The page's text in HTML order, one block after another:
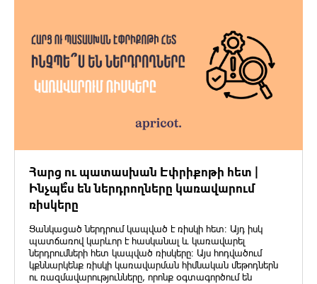
Հարց ու պատասխան Էփրիքոթի հետ |
Ինչպե՞ս են ներդրողները կառավարում
ռիսկերը
Ցանկացած ներդրում կապված է ռիսկի հետ։ Այդ իսկ
պատճառով կարևոր է հասկանալ և կառավարել
ներդրումների հետ կապված ռիսկերը։ Այս հոդվածում
կքննարկենք ռիսկի կառավարման հիմնական մեթոդներն
ու ռազմավարությունները, որոնք օգտագործում են